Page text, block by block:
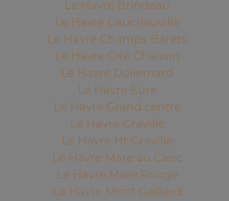
Le Havre Brindeau
Le Havre Caucriauville
Le Havre Champs Barets
Le Havre Cité Chauvin
Le Havre Dollemard
Le Havre Eure
Le Havre Grand centre
Le Havre Graville
Le Havre Ht Graville
Le Havre Mare au Clerc
Le Havre Mare Rouge
Le Havre Mont Gaillard